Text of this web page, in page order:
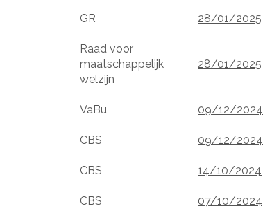
GR 28/01/2025
Raad voor
maatschappelijk
welzijn
28/01/2025
VaBu 09/12/2024
CBS 09/12/2024
CBS 14/10/2024
CBS 07/10/2024